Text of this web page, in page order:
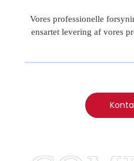
Vores professionelle
ensartet levering af vores